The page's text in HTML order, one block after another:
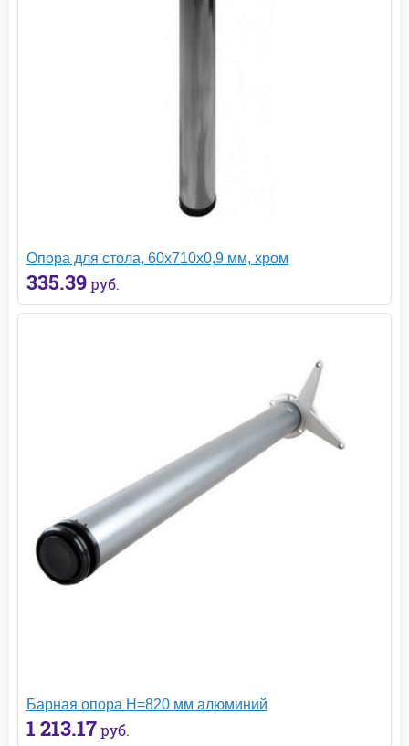
Опора для стола, 60х710х0,9 мм, хром
335.39 руб.
Барная опора H=820 мм алюминий
1 213.17 руб.